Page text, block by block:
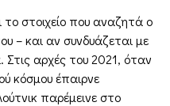
στοιχείο που αναζητά ο
– και αν συνδυάζεται με
αρχές του 2021, όταν
κόσμου έπαιρνε
παρέμεινε στο